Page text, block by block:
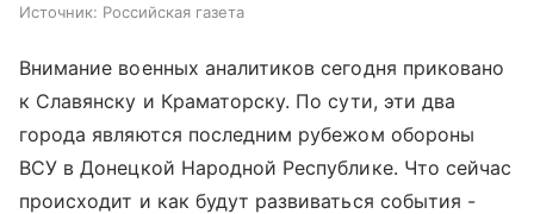
Источник: Российская газета
Внимание военных аналитиков сегодня приковано
к Славянску и Краматорску. По сути, эти два
города являются последним рубежом обороны
ВСУ в Донецкой Народной Республике. Что сейчас
происходит и как будут развиваться события -